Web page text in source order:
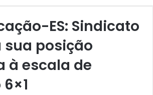
ES: Sindicato
posição
à escala de